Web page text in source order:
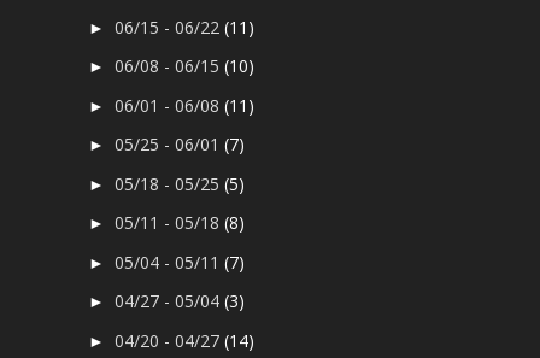
►06/15 - 06/22(11)
►06/08 - 06/15(10)
►06/01 - 06/08(11)
►05/25 - 06/01(7)
►05/18 - 05/25(5)
►05/11 - 05/18(8)
►05/04 - 05/11(7)
►04/27 - 05/04(3)
►04/20 - 04/27(14)